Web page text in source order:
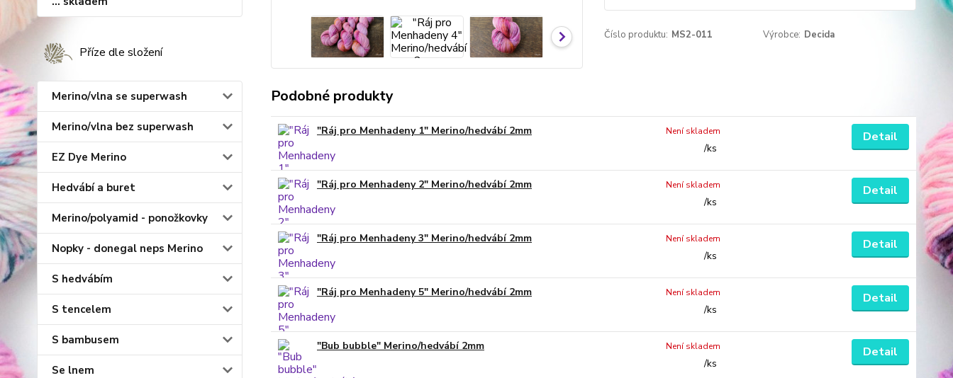
Příze dle složení
Merino/vlna se superwash
Merino/vlna bez superwash
EZ Dye Merino
Hedvábí a buret
Merino/polyamid - ponožkovky
Nopky - donegal neps Merino
S hedvábím
S tencelem
S bambusem
Se lnem
Číslo produktu: MS2-011 Výrobce: Decida
Podobné produkty
"Ráj pro Menhadeny 1" Merino/hedvábí 2mm
/ks
Není skladem Detail
"Ráj pro Menhadeny 2" Merino/hedvábí 2mm
/ks
Není skladem Detail
"Ráj pro Menhadeny 3" Merino/hedvábí 2mm
/ks
Není skladem Detail
"Ráj pro Menhadeny 5" Merino/hedvábí 2mm
/ks
Není skladem Detail
"Bub bubble" Merino/hedvábí 2mm
/ks
Není skladem Detail